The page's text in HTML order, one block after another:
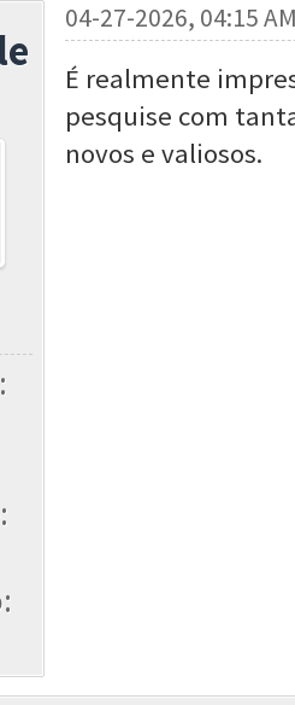
04-27-2026, 04:15
É realmente
pesquise com
novos e valiosos.